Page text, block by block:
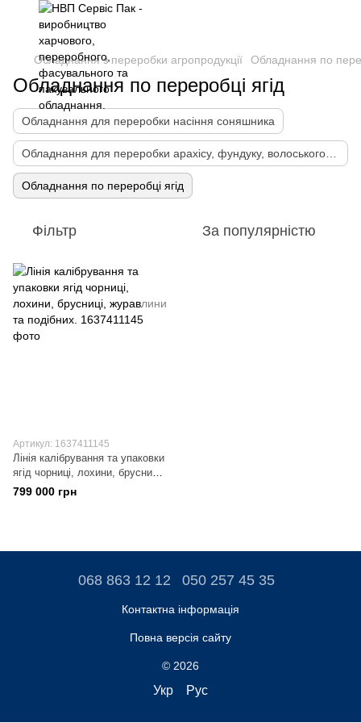
Обладнання з переробки агропродукції Обладнання по
Обладнання по переробці ягід
Обладнання для переробки насіння соняшника
Обладнання по переробці ягід
Фільтр За популярністю
Артикул: 1637411145
Лінія калібрування та упаковки
ягід чорниці, лохини, брусниці,
журавлини та подібних.
799 000 грн
068 863 12 12 050 257 45 35
Контактна інформація
Повна версія сайту
© 2026
Укр Рус